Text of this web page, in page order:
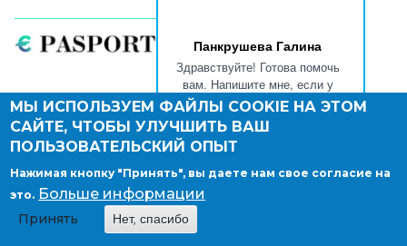
Панкрушева Галина
Здравствуйте! Готова помочь
вам. Напишите мне, если у
вас появятся вопросы.
© Паспорт Онлайн 2019—2026
Политика конфиденциальности
Оферта и конфиденциальность:РФ
Правовые документы
Депонирование логотипа компании
МЫ ИСПОЛЬЗУЕМ ФАЙЛЫ COOKIE НА ЭТОМ
САЙТЕ, ЧТОБЫ УЛУЧШИТЬ ВАШ
ПОЛЬЗОВАТЕЛЬСКИЙ ОПЫТ
Нажимая кнопку "Принять", вы даете нам свое согласие на
это. Больше информации
Принять Нет, спасибо